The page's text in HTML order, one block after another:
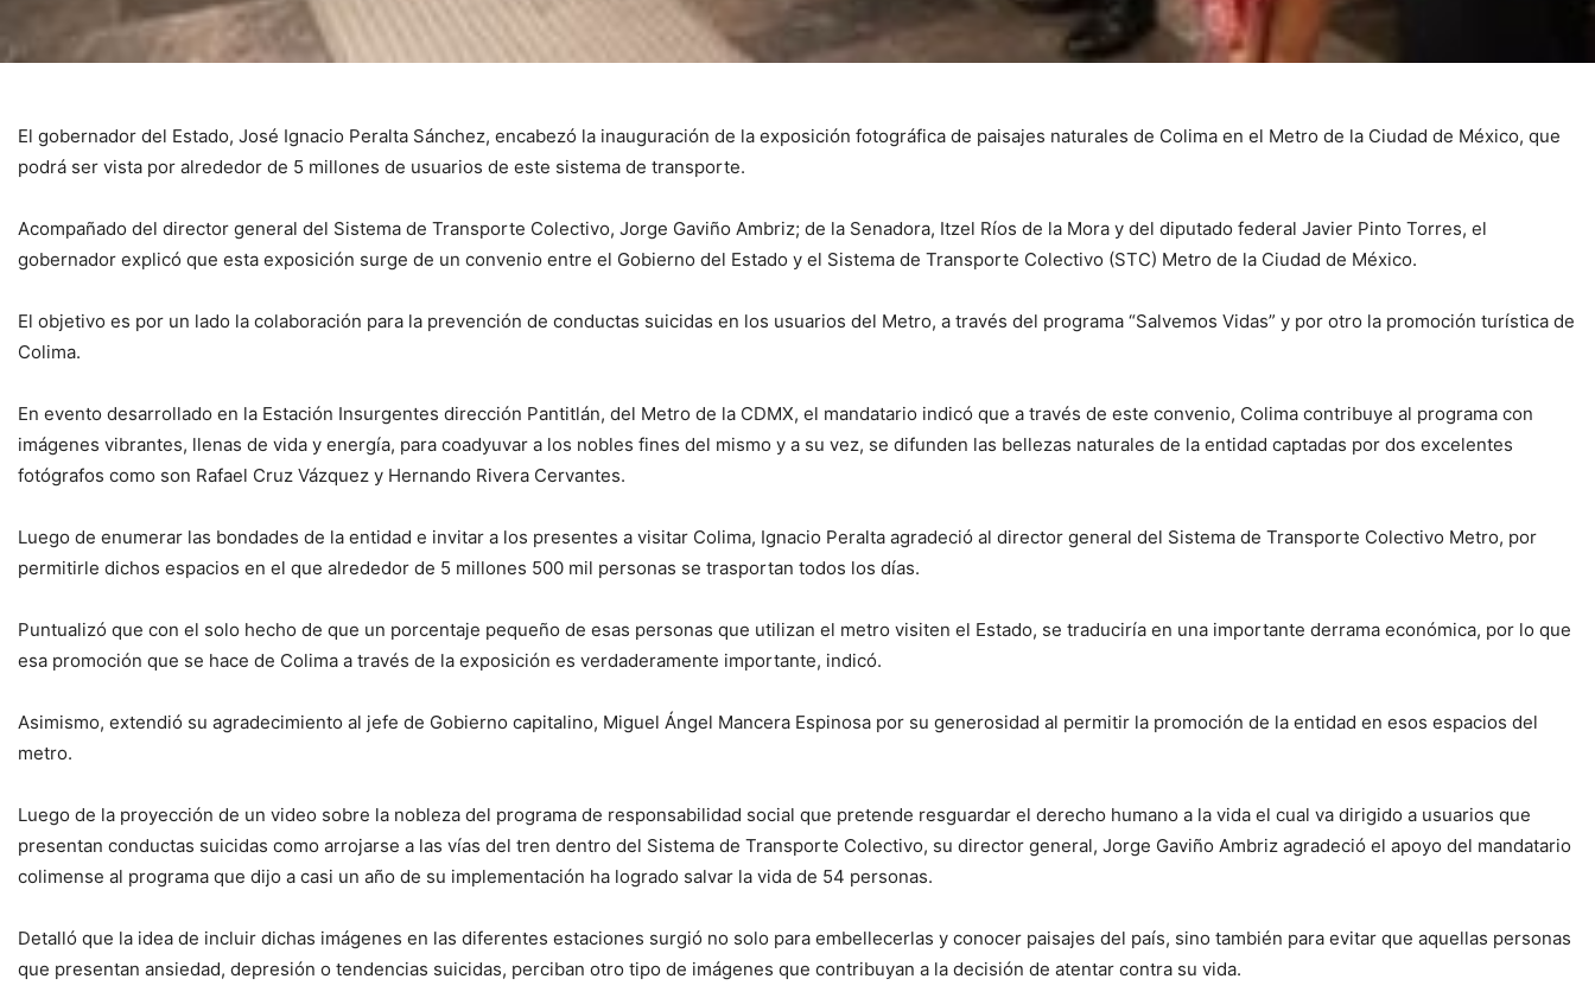
El gobernador del Estado, José Ignacio Peralta Sánchez, encabezó la inauguración de la exposición fotográfica de paisajes naturales de Colima en el Metro de la Ciudad de México, que
podrá ser vista por alrededor de 5 millones de usuarios de este sistema de transporte.
Acompañado del director general del Sistema de Transporte Colectivo, Jorge Gaviño Ambriz; de la Senadora, Itzel Ríos de la Mora y del diputado federal Javier Pinto Torres, el
gobernador explicó que esta exposición surge de un convenio entre el Gobierno del Estado y el Sistema de Transporte Colectivo (STC) Metro de la Ciudad de México.
El objetivo es por un lado la colaboración para la prevención de conductas suicidas en los usuarios del Metro, a través del programa “Salvemos Vidas” y por otro la promoción turística de
Colima.
En evento desarrollado en la Estación Insurgentes dirección Pantitlán, del Metro de la CDMX, el mandatario indicó que a través de este convenio, Colima contribuye al programa con
imágenes vibrantes, llenas de vida y energía, para coadyuvar a los nobles fines del mismo y a su vez, se difunden las bellezas naturales de la entidad captadas por dos excelentes
fotógrafos como son Rafael Cruz Vázquez y Hernando Rivera Cervantes.
Luego de enumerar las bondades de la entidad e invitar a los presentes a visitar Colima, Ignacio Peralta agradeció al director general del Sistema de Transporte Colectivo Metro, por
permitirle dichos espacios en el que alrededor de 5 millones 500 mil personas se trasportan todos los días.
Puntualizó que con el solo hecho de que un porcentaje pequeño de esas personas que utilizan el metro visiten el Estado, se traduciría en una importante derrama económica, por lo que
esa promoción que se hace de Colima a través de la exposición es verdaderamente importante, indicó.
Asimismo, extendió su agradecimiento al jefe de Gobierno capitalino, Miguel Ángel Mancera Espinosa por su generosidad al permitir la promoción de la entidad en esos espacios del
metro.
Luego de la proyección de un video sobre la nobleza del programa de responsabilidad social que pretende resguardar el derecho humano a la vida el cual va dirigido a usuarios que
presentan conductas suicidas como arrojarse a las vías del tren dentro del Sistema de Transporte Colectivo, su director general, Jorge Gaviño Ambriz agradeció el apoyo del mandatario
colimense al programa que dijo a casi un año de su implementación ha logrado salvar la vida de 54 personas.
Detalló que la idea de incluir dichas imágenes en las diferentes estaciones surgió no solo para embellecerlas y conocer paisajes del país, sino también para evitar que aquellas personas
que presentan ansiedad, depresión o tendencias suicidas, perciban otro tipo de imágenes que contribuyan a la decisión de atentar contra su vida.